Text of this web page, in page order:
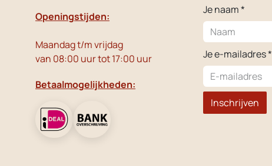
Openingstijden:
Maandag t/m vrijdag
van 08:00 uur tot 17:00 uur
Betaalmogelijkheden:
Je naam *
Je e-mailadres *
Inschrijven